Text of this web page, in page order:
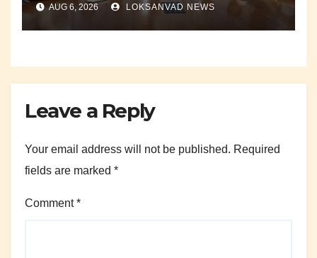
AUG 6, 2026 LOKSANVAD NEWS
Leave a Reply
Your email address will not be published. Required
fields are marked *
Comment*